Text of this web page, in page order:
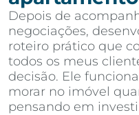
Depois de
negociações,
roteiro prático que
todos os meus
decisão. Ele
morar no imóvel
pensando em